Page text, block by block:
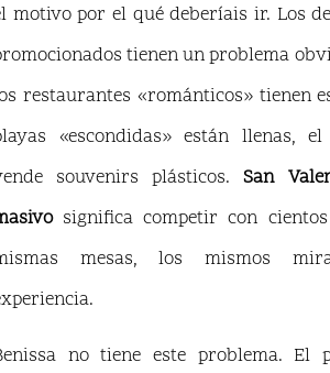
motivo por el qué deberíais ir. Los
tienen un problema
restaurantes «románticos» tienen
«escondidas» están llenas,
souvenirs plásticos.San
significa competir con
mesas, los mismos
no tiene este problema. El